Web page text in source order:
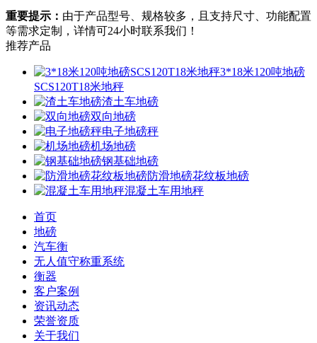
重要提示： 由于产品型号、规格较多，且支持尺寸、功能配置
等需求定制，详情可24小时联系我们！
推荐产品
3*18米120吨地磅
SCS120T18米地秤
渣土车地磅
双向地磅
电子地磅秤
机场地磅
钢基础地磅
防滑地磅花纹板地磅
混凝土车用地秤
首页
地磅
汽车衡
无人值守称重系统
衡器
客户案例
资讯动态
荣誉资质
关于我们